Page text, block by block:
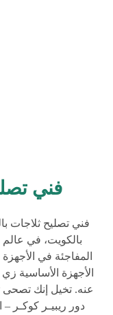
فني
فني تصليح ثلاجات
بالكويت، في عالم
المفاجئة في
الأجهزة الأساسية
عنه. تخيل إنك تصحى